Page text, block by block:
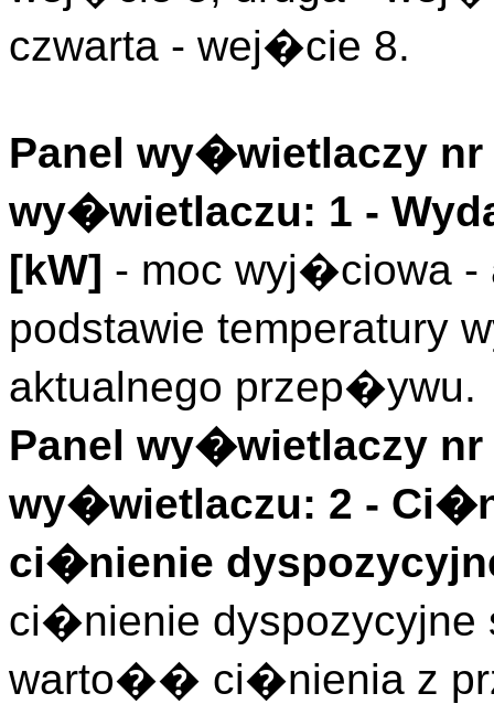
czwarta - wej�cie 8.
Panel wy�wietlaczy nr
wy�wietlaczu: 1 -
[kW] - moc wyj�ciowa -
podstawie temperatury
aktualnego przep�ywu.
Panel wy�wietlaczy nr
wy�wietlaczu: 2 -
ci�nienie
ci�nienie dyspozycyjne
warto�� ci�nienia z